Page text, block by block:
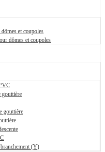
et coupoles
dômes et coupoles
gouttière
gouttière
(Y)